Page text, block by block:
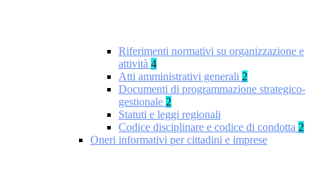
Riferimenti normativi su organizzazione e
attività 4
Atti amministrativi generali 2
Documenti di programmazione strategico-
gestionale 2
Statuti e leggi regionali
Codice disciplinare e codice di condotta 2
Oneri informativi per cittadini e imprese